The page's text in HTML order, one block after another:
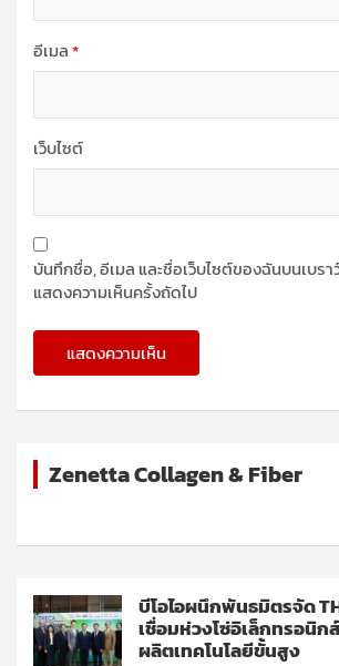
อีเมล*
เว็บไซต์
บันทึกชื่อ, อีเมล และชื่อเว็บไซต์ของฉันบนเบร
แสดงความเห็นครั้งถัดไป
Zenetta Collagen & Fiber
บีโอไอผนึกพันธมิตรจัด
เชื่อมห่วงโซ่อิเล็กทรอนิ
ผลิตเทคโนโลยีขั้นสูง